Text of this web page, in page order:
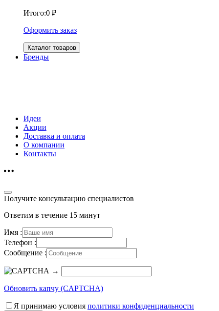
Итого:0 ₽
Оформить заказ
Каталог товаров
Бренды
Идеи
Акции
Доставка и оплата
О компании
Контакты
Получите консультацию специалистов
Ответим в течение 15 минут
Имя :
Телефон :
Сообщение :
→
Обновить капчу (CAPTCHA)
Я принимаю условия политики конфиденциальности